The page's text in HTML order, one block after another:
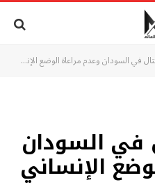
في السودان وعدم مراعاة الوضع الإنساني الكارثي
في السودان
الإنساني